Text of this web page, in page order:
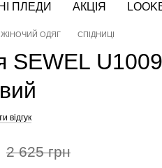
ПЛЕДИ АКЦІЯ
ЖІНОЧИЙ ОДЯГ СПІДНИЦІ
SEWEL
відгук
2 625 грн